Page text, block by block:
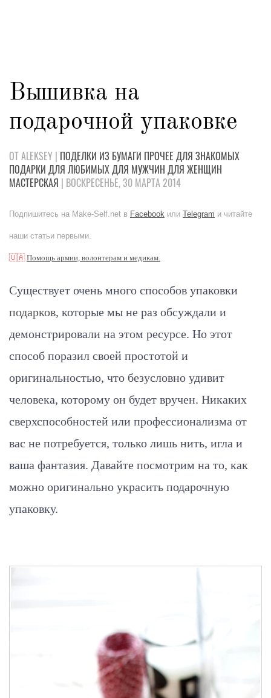
Вышивка на
подарочной упаковке
ОТ ALEKSEY | ПОДЕЛКИ ИЗ БУМАГИ ПРОЧЕЕ ДЛЯ ЗНАКОМЫХ
ПОДАРКИ ДЛЯ ЛЮБИМЫХДЛЯ МУЖЧИН ДЛЯ ЖЕНЩИН
МАСТЕРСКАЯ | ВОСКРЕСЕНЬЕ, 30 МАРТА 2014
Подпишитесь на Make-Self.net в Facebook или Telegram и читайте
наши статьи первыми.
🇺🇦Помощь армии, волонтерам и медикам.
Существует очень много способов упаковки
подарков, которые мы не раз обсуждали и
демонстрировали на этом ресурсе. Но этот
способ поразил своей простотой и
оригинальностью, что безусловно удивит
человека, которому он будет вручен. Никаких
сверхспособностей или профессионализма от
вас не потребуется, только лишь нить, игла и
ваша фантазия. Давайте посмотрим на то, как
можно оригинально украсить подарочную
упаковку.